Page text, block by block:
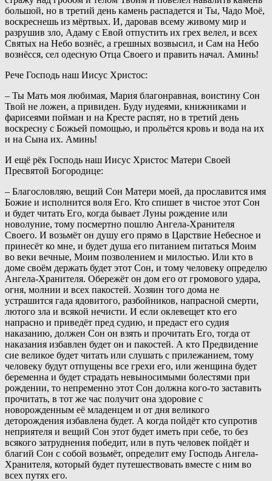
большой, но в третий день камень распадется и Ты, Чадо Моё,
воскреснешь из мёртвых. И, даровав всему живому мир и
разрушив зло, Адаму с Евой отпустить их грех велел, и всех
Святых на Небо вознёс, а грешных возвысил, и Сам на Небо
вознёсся, сел одесную Отца Своего и править начал. Аминь!
Рече Господь наш Иисус Христос:
– Ты Мать моя любимая, Мария благонравная, воистину Сон
Твой не ложен, а привиден. Буду иудеями, книжниками и
фарисеями пойман и на Кресте распят, но в третий день
воскресну с Божьей помощью, и прольётся кровь и вода на их
и на Сына их. Аминь!
И ещё рёк Господь наш Иисус Христос Матери Своей
Пресвятой Богородице:
– Благословляю, вещий Сон Матери моей, да прославится имя
Божие и исполнится воля Его. Кто спишет в чистое этот Сон
и будет читать Его, когда бывает Луны рождение или
новолуние, тому посмертно пошлю Ангела-Хранителя
Своего. И возьмёт он душу его прямо в Царствие Небесное и
принесёт ко мне, и будет душа его питанием питаться Моим
во веки вечные, Моим позволением и милостью. Или кто в
доме своём держать будет этот Сон, и тому человеку определю
Ангела-Хранителя. Обережёт он дом его от громового удара,
огня, молнии и всех пакостей. Хозяин того дома не
устрашится гада ядовитого, разбойников, напрасной смерти,
лютого зла и всякой нечисти. И если оклевещет кто его
напрасно и приведёт пред судию, и предаст его судия
наказанию, должен Сон он взять и прочитать Его, тогда от
наказания избавлен будет он и пакостей. А кто Предвидение
сие великое будет читать или слушать с прилежанием, тому
человеку будут отпущены все грехи его, или женщина будет
беременна и будет страдать невыносимыми болестями при
рождении, то непременно этот Сон должна кого-то заставить
прочитать, в тот же час получит она здоровие с
новорожденным её младенцем и от дня великого
деторождения избавлена будет. А когда пойдёт кто супротив
неприятеля и вещий Сон этот будет иметь при себе, то без
всякого затруднения победит, или в путь человек пойдёт и
благий Сон с собой возьмёт, определит ему Господь Ангела-
Хранителя, который будет путешествовать вместе с ним во
всех путях его.